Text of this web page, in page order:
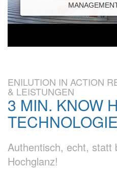
ENILUTION IN ACTION
& LEISTUNGEN
3 MIN. KNOW
TECHNOLOGIE
Authentisch, echt, statt
Hochglanz!